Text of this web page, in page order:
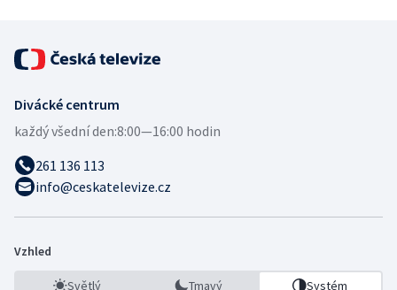
Divácké centrum
každý všední den:8:00—16:00 hodin
261 136 113
info@ceskatelevize.cz
Vzhled
Světlý Tmavý Systém